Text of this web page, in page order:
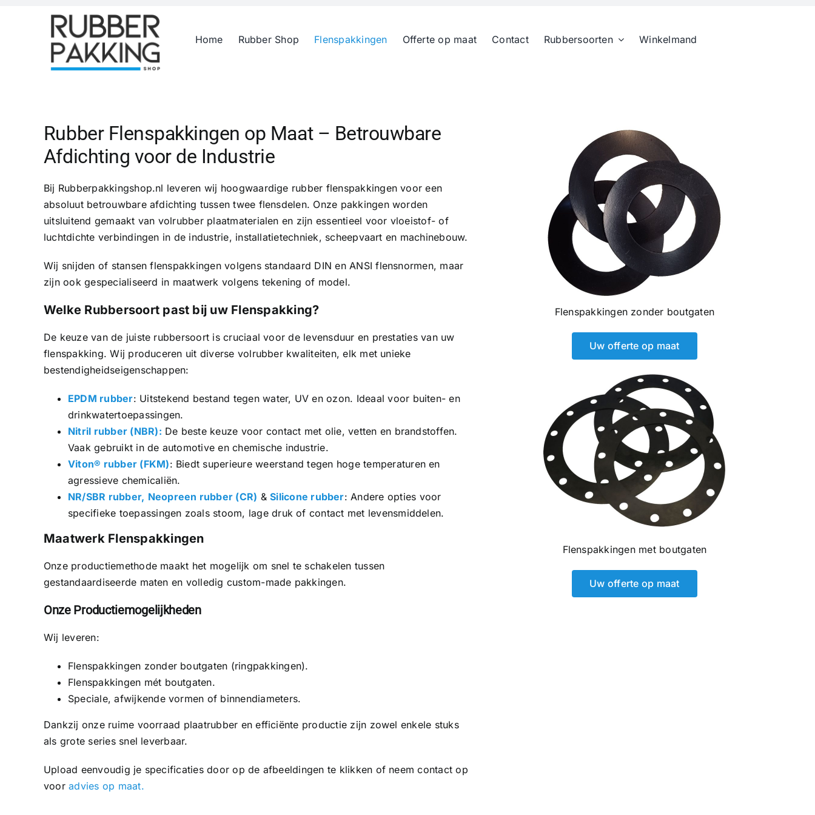
Home Rubber Shop Flenspakkingen Offerte op maat Contact Rubbersoorten Winkelmand
Rubber Flenspakkingen op Maat – Betrouwbare
Afdichting voor de Industrie
Bij Rubberpakkingshop.nl leveren wij hoogwaardige rubber flenspakkingen voor een
absoluut betrouwbare afdichting tussen twee flensdelen. Onze pakkingen worden
uitsluitend gemaakt van volrubber plaatmaterialen en zijn essentieel voor vloeistof- of
luchtdichte verbindingen in de industrie, installatietechniek, scheepvaart en machinebouw.
Wij snijden of stansen flenspakkingen volgens standaard DIN en ANSI flensnormen, maar
zijn ook gespecialiseerd in maatwerk volgens tekening of model.
Welke Rubbersoort past bij uw Flenspakking?
De keuze van de juiste rubbersoort is cruciaal voor de levensduur en prestaties van uw
flenspakking. Wij produceren uit diverse volrubber kwaliteiten, elk met unieke
bestendigheidseigenschappen:
EPDM rubber: Uitstekend bestand tegen water, UV en ozon. Ideaal voor buiten- en
drinkwatertoepassingen.
Nitril rubber (NBR): De beste keuze voor contact met olie, vetten en brandstoffen.
Vaak gebruikt in de automotive en chemische industrie.
Viton® rubber (FKM): Biedt superieure weerstand tegen hoge temperaturen en
agressieve chemicaliën.
NR/SBR rubber, Neopreen rubber (CR) &Silicone rubber: Andere opties voor
specifieke toepassingen zoals stoom, lage druk of contact met levensmiddelen.
Maatwerk Flenspakkingen
Onze productiemethode maakt het mogelijk om snel te schakelen tussen
gestandaardiseerde maten en volledig custom-made pakkingen.
Onze Productiemogelijkheden
Wij leveren:
Flenspakkingen zonder boutgaten (ringpakkingen).
Flenspakkingen mét boutgaten.
Speciale, afwijkende vormen of binnendiameters.
Dankzij onze ruime voorraad plaatrubber en efficiënte productie zijn zowel enkele stuks
als grote series snel leverbaar.
Upload eenvoudig je specificaties door op de afbeeldingen te klikken of neem contact op
vooradvies op maat.
Flenspakkingen zonder boutgaten
Uw offerte op maat
Flenspakkingen met boutgaten
Uw offerte op maat